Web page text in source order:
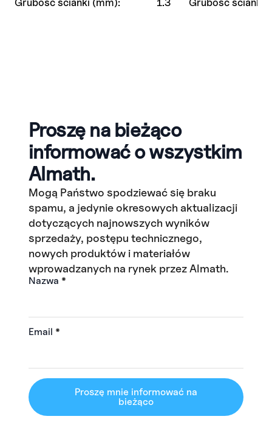
Proszę na bieżąco
informować o wszystkim
Almath.
Mogą Państwo spodziewać się braku
spamu, a jedynie okresowych aktualizacji
dotyczących najnowszych wyników
sprzedaży, postępu technicznego,
nowych produktów i materiałów
wprowadzanych na rynek przez Almath.
Nazwa *
Email *
Proszę mnie informować na
bieżąco